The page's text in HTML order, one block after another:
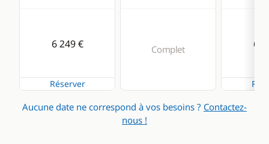
Congélateur
Réfrigérateur
Climatisation
Eau chaude
Générateur
6 249 €
Réserver
Complet 6
Aucune date ne correspond à vos besoins ? Contactez-
nous !